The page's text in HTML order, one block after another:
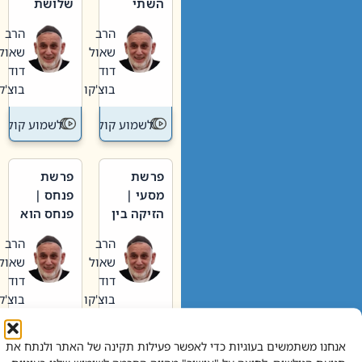
אנחנו משתמשים בעוגיות כדי לאפשר פעילות תקינה של האתר ולנתח את
וערב של
חיינו
הרב
שאול
דוד
בוצ'קו
לשמוע קול תורה – מדרש
האבות
הרב
שאול
דוד
בוצ'קו
לשמוע קול
פרשת
מסעי |
הזיקה בין
הגדול לעם הרב
שאול
דוד
בוצ'קו
לשמוע קול תורה – מדרש
פרשת
פנחס |
פנחס הוא
אליהו: בין
קנאות
הורסת
לקנאות
בונה
הרב
שאול
דוד
בוצ'קו
לשמוע קול